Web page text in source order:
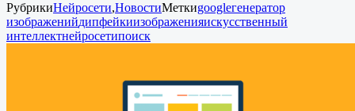
РубрикиНейросети,НовостиМеткиgoogleгенератор
изображенийдипфейкиизображенияискусственный
интеллектнейросетипоиск